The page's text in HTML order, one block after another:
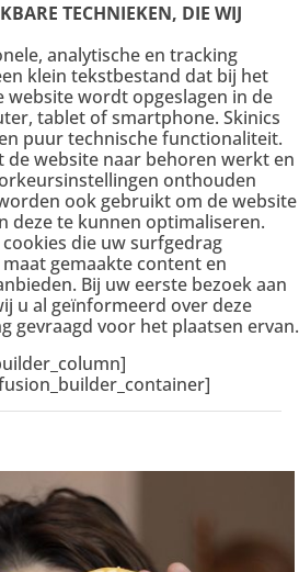
TECHNIEKEN, DIE WIJ
analytische en tracking
klein tekstbestand dat bij het
website wordt opgeslagen in de
tablet of smartphone. Skinics
puur technische functionaliteit.
de website naar behoren werkt en
onthouden
ook gebruikt om de website
deze te kunnen optimaliseren.
die uw surfgedrag
gemaakte content en
Bij uw eerste bezoek aan
u al geïnformeerd over deze
gevraagd voor het plaatsen ervan.